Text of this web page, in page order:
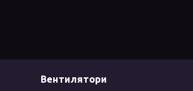
Вентилятори